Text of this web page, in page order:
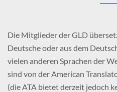
Die Mitglieder der GLD
Deutsche oder aus dem
vielen anderen Sprachen der
sind von der American
(die ATA bietet derzeit jedoch